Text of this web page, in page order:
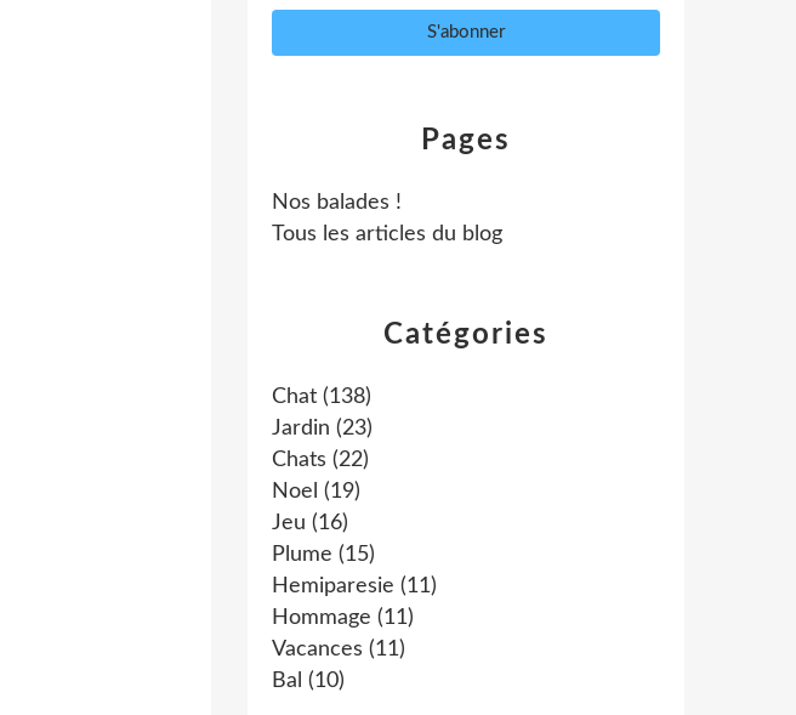
Catégories
Chat (138)
Jardin (23)
Chats (22)
Noel (19)
Jeu (16)
Plume (15)
Hemiparesie (11)
Hommage (11)
Vacances (11)
Bal (10)
Pages
Nos balades !
Tous les articles du blog